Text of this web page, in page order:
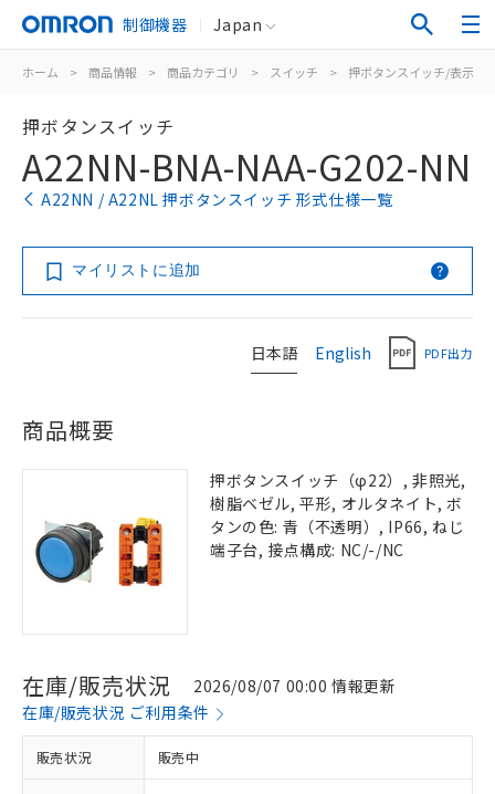
制御機器 Japan
ホーム > 商品情報 > 商品カテゴリ > スイッチ > 押ボタンスイッチ/表示灯
押ボタンスイッチ
A22NN-BNA-NAA-G202-NN
A22NN / A22NL 押ボタンスイッチ 形式仕様一覧
マイリストに追加
日本語 English PDF出力
商品概要
押ボタンスイッチ（φ22）, 非照光,
樹脂ベゼル, 平形, オルタネイト, ボ
タンの色: 青（不透明）, IP66, ねじ
端子台, 接点構成: NC/-/NC
在庫/販売状況
2026/08/07 00:00 情報更新
在庫/販売状況 ご利用条件
販売状況 販売中